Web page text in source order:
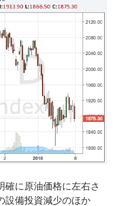
確に原油価格に左右さ
設備投資減少のほか